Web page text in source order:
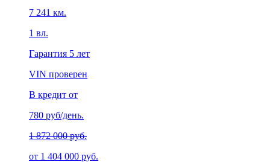
7 241 км.
1 вл.
Гарантия 5 лет
VIN проверен
В кредит от
780 руб/день.
1 872 000 руб.
от 1 404 000 руб.